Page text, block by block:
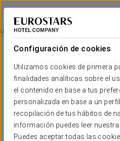
Configuración de cookies
Utilizamos cookies de primera
finalidades analíticas sobre el
el contenido en base a tus
personalizada en base a un
recopilación de tus hábitos de
información puedes leer
Puedes aceptar todas las
Exe Parc del Vallés
BARCELONA - CERDANYOLA DEL VALLÈS
Experiencia Confort